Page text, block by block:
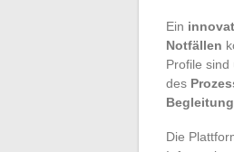
Ein
Notfällen
Profile
des
Begleitung
Die